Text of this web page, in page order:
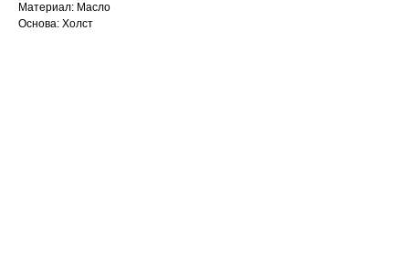
Материал: Масло
Основа: Холст